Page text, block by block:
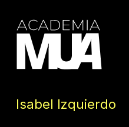
Isabel Izquierdo